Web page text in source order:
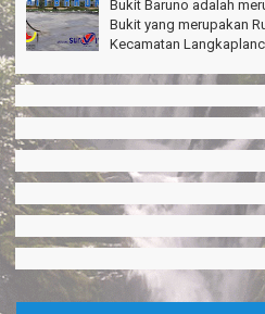
Bukit Baruno adalah
Bukit yang merupakan
Kecamatan